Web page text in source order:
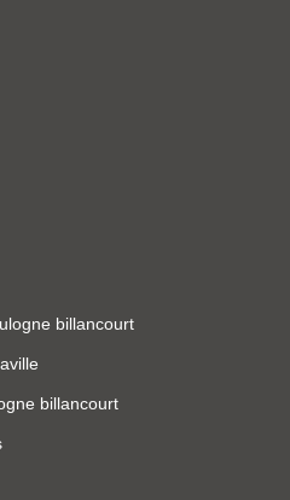
billancourt
billancourt